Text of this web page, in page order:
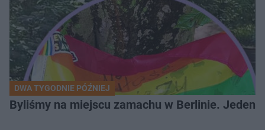
DWA TYGODNIE PÓŹNIEJ
Byliśmy na miejscu zamachu w Berlinie. Jeden